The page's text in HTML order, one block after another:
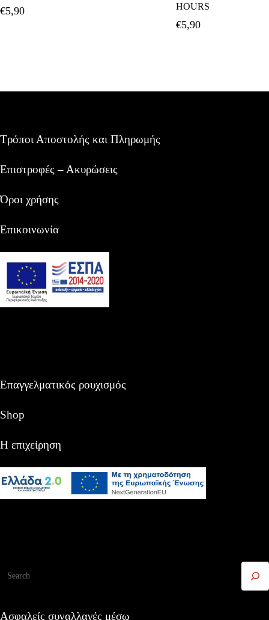
€5,90
HOURS
€5,90
Τρόποι Αποστολής και Πληρωμής
Επιστροφές – Ακυρώσεις
Όροι χρήσης
Επικοινωνία
Επαγγελματικός ρουχισμός
Shop
Η επιχείρηση
Ασφαλείς συναλλαγές μέσω